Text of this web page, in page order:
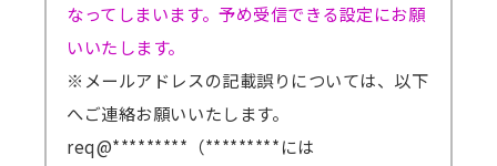
なってしまいます。予め受信できる設定にお願
いいたします。
※メールアドレスの記載誤りについては、以下
へご連絡お願いいたします。
req@*********（*********には